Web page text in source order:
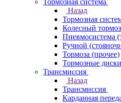
Тормозная система
Назад
Тормозная
Колесный тормоз
Пневмосиcтема
Ручной
Тормоза (прочее)
Тормозные диски
Трансмиссия
Назад
Трансмиссия
Карданная